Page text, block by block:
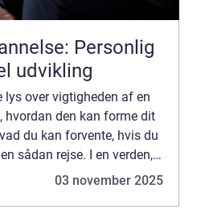
Personlig
udvikling
lys over vigtigheden af en
hvordan den kan forme dit
du kan forvente, hvis du
sådan rejse. I en verden,
er bleve...03 november 2025